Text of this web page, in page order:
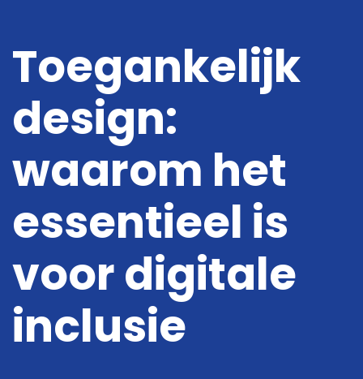
Digitale oplossingen
Online Marketing
Projecten
Kennis
Over ons
Contact
Toegankelijk
design:
waarom het
essentieel is
voor digitale
inclusie